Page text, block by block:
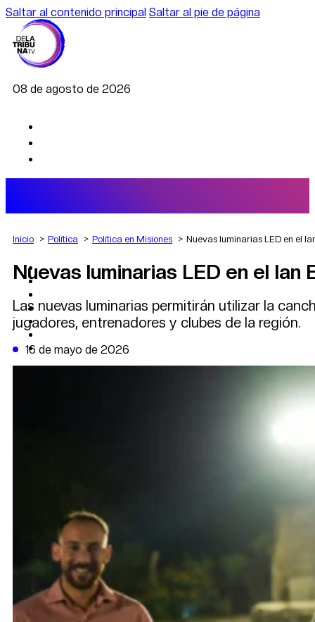
Saltar al contenido principal Saltar al pie de página
08 de agosto de 2026
AGRO
DEPORTES
POLÍTICA
CAMBIO CLIMÁTICO
DE LA TRIBUNA TV
Inicio Política Política en Misiones Nuevas luminarias LED en el
Nuevas luminarias LED en el
Las nuevas luminarias permitirán utilizar la
jugadores, entrenadores y clubes de la región.
16 de mayo de 2026